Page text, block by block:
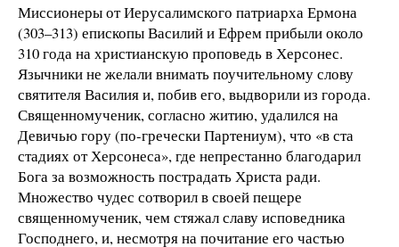
Миссионеры от Иерусалимского патриарха Ермона
(303–313) епископы Василий и Ефрем прибыли около
310 года на христианскую проповедь в Херсонес.
Язычники не желали внимать поучительному слову
святителя Василия и, побив его, выдворили из города.
Священномученик, согласно житию, удалился на
Девичью гору (по-гречески Партениум), что «в ста
стадиях от Херсонеса», где непрестанно благодарил
Бога за возможность пострадать Христа ради.
Множество чудес сотворил в своей пещере
священномученик, чем стяжал славу исповедника
Господнего, и, несмотря на почитание его частью